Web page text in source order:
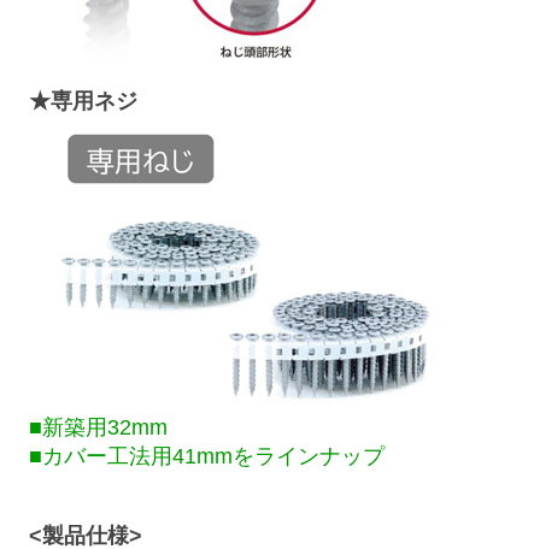
★専用ネジ
■新築用32mm
■カバー工法用41mmをラインナップ
<製品仕様>